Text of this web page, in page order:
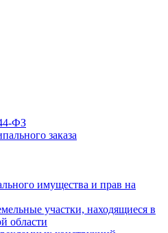
ФЗ
заказа
имущества и прав на
участки, находящиеся в
области